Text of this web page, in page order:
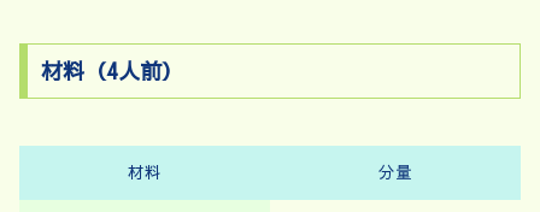
材料（4人前）
材料 分量